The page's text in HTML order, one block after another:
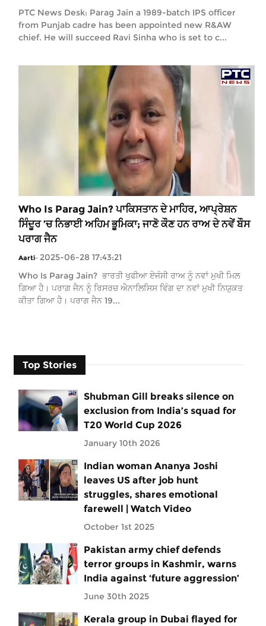
PTC News Desk: Parag Jain a 1989-batch IPS officer
from Punjab cadre has been appointed new R&AW
chief. He will succeed Ravi Sinha who is set to c...
Who Is Parag Jain? ਪਾਕਿਸਤਾਨ ਦੇ ਮਾਹਿਰ, ਆਪ੍ਰੇਸ਼ਨ
ਸਿੰਦੂਰ ’ਚ ਨਿਭਾਈ ਅਹਿਮ ਭੂਮਿਕਾ; ਜਾਣੋ ਕੌਣ ਹਨ ਰਾਅ ਦੇ ਨਵੇਂ ਬੌਸ
ਪਰਾਗ ਜੈਨ
Aarti- 2025-06-28 17:43:21
Who Is Parag Jain? ਭਾਰਤੀ ਖੁਫੀਆ ਏਜੰਸੀ ਰਾਅ ਨੂੰ ਨਵਾਂ ਮੁਖੀ ਮਿਲ
ਗਿਆ ਹੈ। ਪਰਾਗ ਜੈਨ ਨੂੰ ਰਿਸਰਚ ਐਨਾਲਿਸਿਸ ਵਿੰਗ ਦਾ ਨਵਾਂ ਮੁਖੀ ਨਿਯੁਕਤ
ਕੀਤਾ ਗਿਆ ਹੈ। ਪਰਾਗ ਜੈਨ 19...
Top Stories
Shubman Gill breaks silence on
exclusion from India’s squad for
T20 World Cup 2026
January 10th 2026
Indian woman Ananya Joshi
leaves US after job hunt
struggles, shares emotional
farewell | Watch Video
October 1st 2025
Pakistan army chief defends
terror groups in Kashmir, warns
India against ‘future aggression’
June 30th 2025
Kerala group in Dubai flayed for